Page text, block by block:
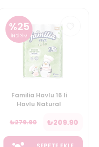
%25
İNDİRİM
Familia Havlu 16 li
Havlu Natural
₺279.90 ₺209.90